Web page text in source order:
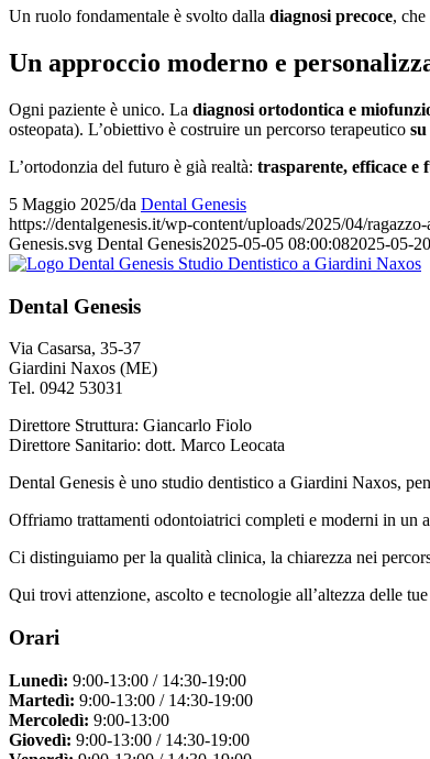
Un ruolo fondamentale è svolto dalla diagnosi precoce,
Un approccio moderno e
Ogni paziente è unico. La diagnosi ortodontica e
osteopata). L’obiettivo è costruire un percorso terapeutico
L’ortodonzia del futuro è già realtà: trasparente, efficace e
5 Maggio 2025/da Dental Genesis
https://dentalgenesis.it/wp-content/uploads/2025/04/
Genesis.svg Dental Genesis2025-05-05 08:00:082025-05-
Dental Genesis
Via Casarsa, 35-37
Giardini Naxos (ME)
Tel. 0942 53031
Direttore Struttura: Giancarlo Fiolo
Direttore Sanitario: dott. Marco Leocata
Dental Genesis è uno studio dentistico a Giardini Naxos,
Offriamo trattamenti odontoiatrici completi e moderni in un
Ci distinguiamo per la qualità clinica, la chiarezza nei
Qui trovi attenzione, ascolto e tecnologie all’altezza delle
Orari
Lunedì: 9:00-13:00 / 14:30-19:00
Martedì: 9:00-13:00 / 14:30-19:00
Mercoledì: 9:00-13:00
Giovedì: 9:00-13:00 / 14:30-19:00